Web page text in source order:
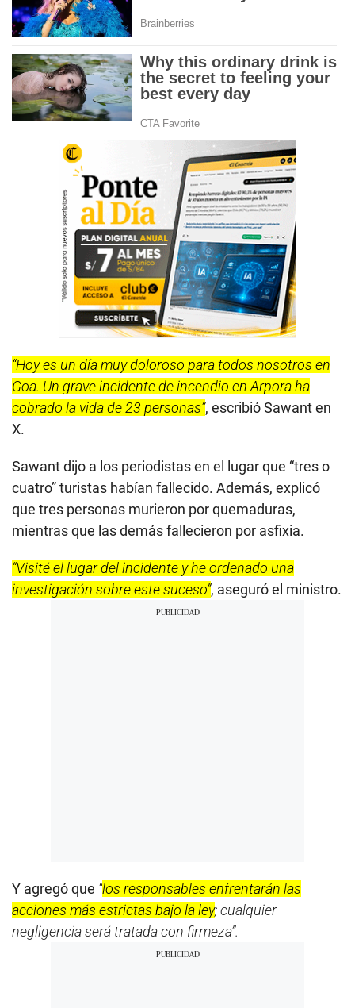
“Hoy es un día muy doloroso para todos nosotros en
Goa. Un grave incidente de incendio en Arpora ha
cobrado la vida de 23 personas”, escribió Sawant en
X.
Sawant dijo a los periodistas en el lugar que “tres o
cuatro” turistas habían fallecido. Además, explicó
que tres personas murieron por quemaduras,
mientras que las demás fallecieron por asfixia.
“Visité el lugar del incidente y he ordenado una
investigación sobre este suceso”, aseguró el ministro.
Y agregó que “los responsables enfrentarán las
acciones más estrictas bajo la ley; cualquier
negligencia será tratada con firmeza”.